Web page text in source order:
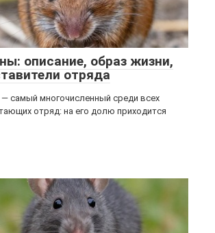
описание, образ жизни,
отряда
самый многочисленный среди всех
отряд: на его долю приходится